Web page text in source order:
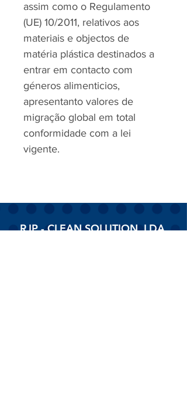
assim como o Regulamento
(UE) 10/2011, relativos aos
materiais e objectos de
matéria plástica destinados a
entrar em contacto com
géneros alimenticios,
apresentanto valores de
migração global em total
conformidade com a lei
vigente.
RJP - CLEAN SOLUTION, LDA.